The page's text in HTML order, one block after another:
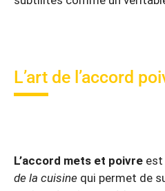
L’art de l’accord
L’accord mets et poivre est
de la cuisine qui permet de